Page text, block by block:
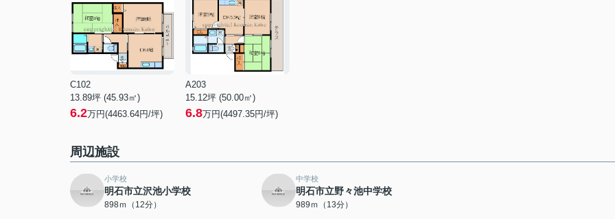
C102
13.89坪 (45.93㎡)
6.2万円(4463.64円/坪)
A203
15.12坪 (50.00㎡)
6.8万円(4497.35円/坪)
周辺施設
小学校
明石市立沢池小学校
898ｍ（12分）
中学校
明石市立野々池中学校
989ｍ（13分）